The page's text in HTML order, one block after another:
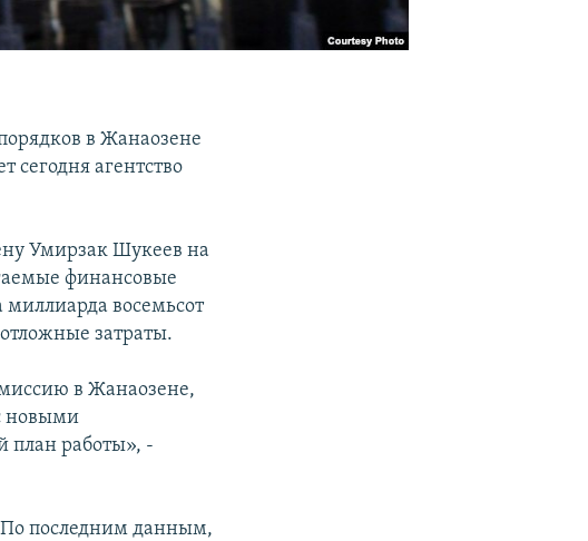
в Жанаозене
сегодня агентство
Умирзак Шукеев на
финансовые
миллиарда восемьсот
затраты.
в Жанаозене,
новыми
план работы», -
По последним данным,